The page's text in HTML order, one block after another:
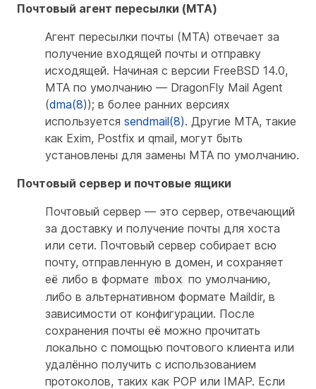
Почтовый агент пересылки (MTA)
Агент пересылки почты (MTA) отвечает за
получение входящей почты и отправку
исходящей. Начиная с версии FreeBSD 14.0,
MTA по умолчанию — DragonFly Mail Agent
(dma(8)); в более ранних версиях
используется sendmail(8). Другие MTA, такие
как Exim, Postfix и qmail, могут быть
установлены для замены MTA по умолчанию.
Почтовый сервер и почтовые ящики
Почтовый сервер — это сервер, отвечающий
за доставку и получение почты для хоста
или сети. Почтовый сервер собирает всю
почту, отправленную в домен, и сохраняет
её либо в формате mbox по умолчанию,
либо в альтернативном формате Maildir, в
зависимости от конфигурации. После
сохранения почты её можно прочитать
локально с помощью почтового клиента или
удалённо получить с использованием
протоколов, таких как POP или IMAP. Если